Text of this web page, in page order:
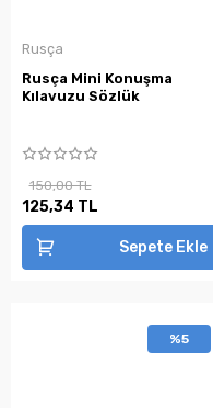
Rusça
Rusça Mini Konuşma
Kılavuzu Sözlük
150,00 TL
125,34 TL
Sepete Ekle
%5